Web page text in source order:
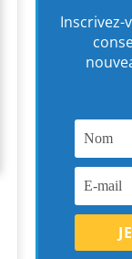
Inscrivez-